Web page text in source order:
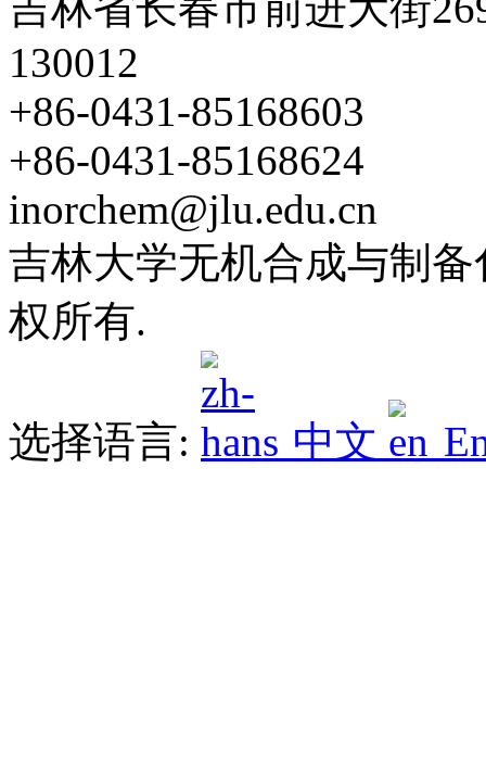
130012
+86-0431-85168603
+86-0431-85168624
inorchem@jlu.edu.cn
吉林大学无机合成与制
权所有.
选择语言: 中文